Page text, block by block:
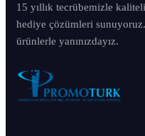
15 yıllık tecrübemizle
hediye çözümleri
ürünlerle yanınızdayız.